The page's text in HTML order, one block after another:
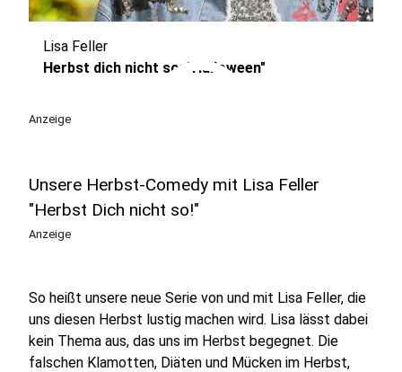
play_circle
Lisa Feller
Herbst dich nicht so: "Halloween"
Anzeige
Unsere Herbst-Comedy mit Lisa Feller
"Herbst Dich nicht so!"
Anzeige
So heißt unsere neue Serie von und mit Lisa Feller, die
uns diesen Herbst lustig machen wird. Lisa lässt dabei
kein Thema aus, das uns im Herbst begegnet. Die
falschen Klamotten, Diäten und Mücken im Herbst,